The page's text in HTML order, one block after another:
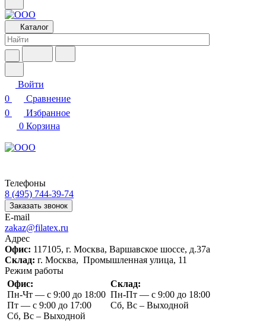
Каталог
Войти
0
Сравнение
0
Избранное
0 Корзина
Телефоны
8 (495) 744-39-74
Заказать звонок
E-mail
zakaz@filatex.ru
Адрес
Офис: 117105, г. Москва, Варшавское шоссе, д.37а
Склад: г. Москва, Промышленная улица, 11
Режим работы
Офис:
Пн-Чт — с 9:00 до 18:00
Пт — с 9:00 до 17:00
Сб, Вс – Выходной
Склад:
Пн-Пт — с 9:00 до 18:00
Сб, Вс – Выходной